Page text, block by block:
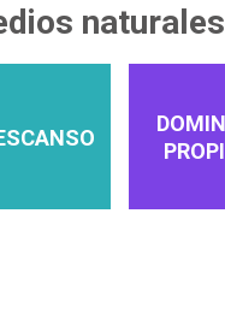
naturales